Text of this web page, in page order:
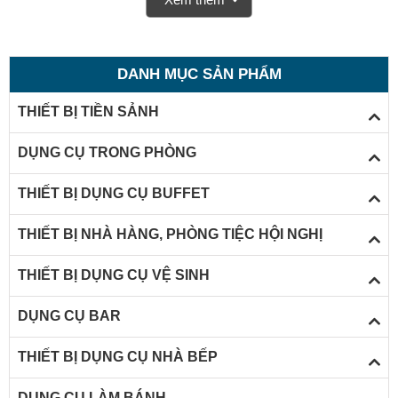
DANH MỤC SẢN PHẨM
THIẾT BỊ TIỀN SẢNH
DỤNG CỤ TRONG PHÒNG
THIẾT BỊ DỤNG CỤ BUFFET
THIẾT BỊ NHÀ HÀNG, PHÒNG TIỆC HỘI NGHỊ
THIẾT BỊ DỤNG CỤ VỆ SINH
DỤNG CỤ BAR
THIẾT BỊ DỤNG CỤ NHÀ BẾP